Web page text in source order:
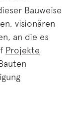
Bauweise
visionären
an die es
Projekte